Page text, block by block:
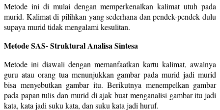
Metode ini di mulai dengan memperkenalkan kalimat utuh pada
murid. Kalimat di pilihkan yang sederhana dan pendek-pendek dulu
supaya murid tidak mengalami kesulitan.
Metode SAS- Struktural Analisa Sintesa
Metode ini diawali dengan memanfaatkan kartu kalimat, awalnya
guru atau orang tua menunjukkan gambar pada murid jadi murid
bisa menyebutkan gambar itu. Berikutnya menempelkan gambar
pada papan tulis dan murid di ajak buat menganalisi gambar itu jadi
kata, kata jadi suku kata, dan suku kata jadi huruf.